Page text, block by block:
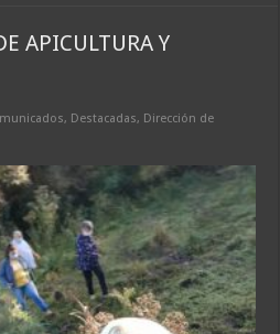
APICULTURA Y
, Destacadas, Dirección de